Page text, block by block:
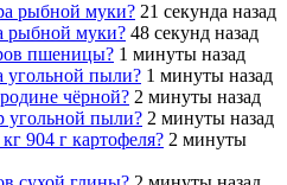
рыбной муки? 21 секунда назад
рыбной муки? 48 секунд назад
пшеницы? 1 минуты назад
угольной пыли? 1 минуты назад
чёрной? 2 минуты назад
угольной пыли? 2 минуты назад
904 г картофеля? 2 минуты